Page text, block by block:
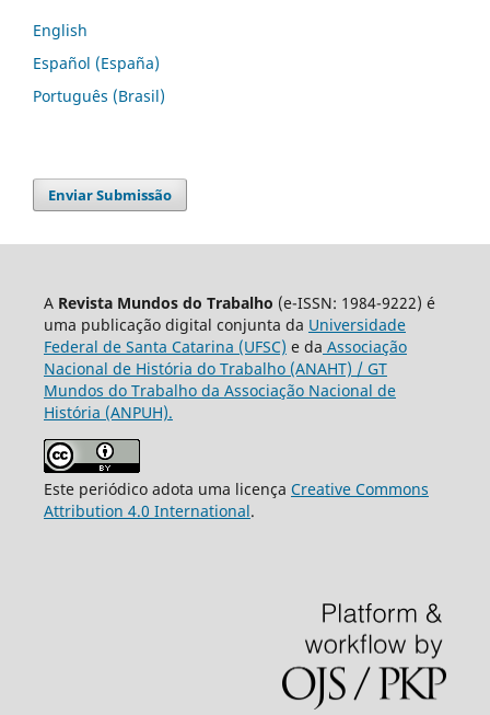
English
Español (España)
Português (Brasil)
Enviar Submissão
A Revista Mundos do Trabalho (e-ISSN: 1984-9222) é
uma publicação digital conjunta da Universidade
Federal de Santa Catarina (UFSC) e da Associação
Nacional de História do Trabalho (ANAHT) / GT
Mundos do Trabalho da Associação Nacional de
História (ANPUH).
Este periódico adota uma licença Creative Commons
Attribution 4.0 International.